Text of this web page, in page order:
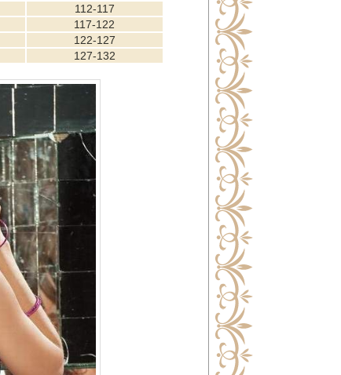
112-117
117-122
122-127
127-132